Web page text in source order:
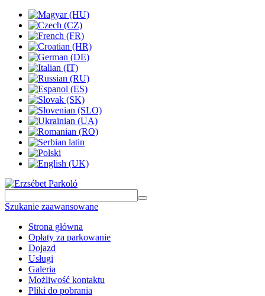
Szukanie zaawansowane
Strona główna
Opłaty za parkowanie
Dojazd
Usługi
Galeria
Możliwość kontaktu
Pliki do pobrania